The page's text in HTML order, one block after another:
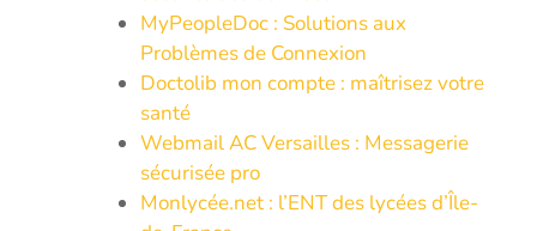
MyPeopleDoc : Solutions aux
Problèmes de Connexion
Doctolib mon compte : maîtrisez votre
santé
Webmail AC Versailles : Messagerie
sécurisée pro
Monlycée.net : l’ENT des lycées d’Île-